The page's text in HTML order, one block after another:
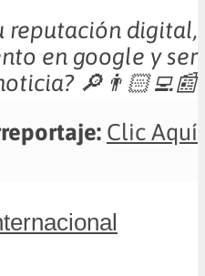
reputación digital,
en google y ser
🔎👨🏻‍💻📰
Clic Aquí